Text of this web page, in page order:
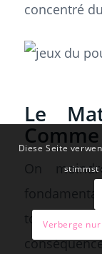
concentré
Le
On
tout
Diese Seite
stimmst
Verberge